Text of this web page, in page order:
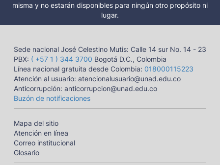
misma y no estarán disponibles para ningún otro propósito ni
lugar.
Sede nacional José Celestino Mutis: Calle 14 sur No. 14 - 23
PBX: ( +57 1 ) 344 3700 Bogotá D.C., Colombia
Línea nacional gratuita desde Colombia: 018000115223
Atención al usuario: atencionalusuario@unad.edu.co
Anticorrupción: anticorrupcion@unad.edu.co
Buzón de notificaciones
Mapa del sitio
Atención en línea
Correo institucional
Glosario